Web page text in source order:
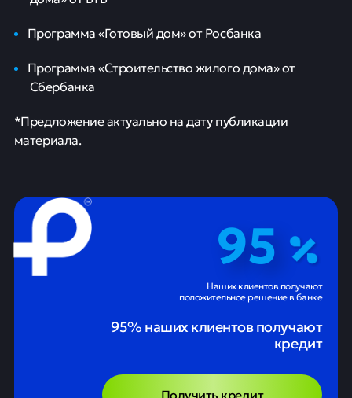
Программа «Готовый дом» от Росбанка
Программа «Строительство жилого дома» от
Сбербанка
*Предложение актуально на дату публикации
материала.
95
Наших клиентов получают
положительное решение в банке
95% наших клиентов получают
кредит